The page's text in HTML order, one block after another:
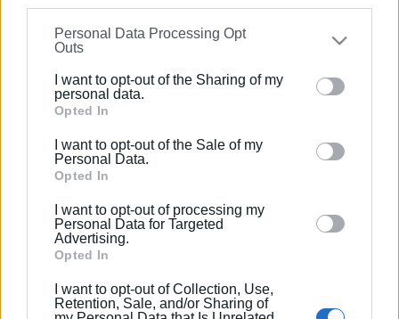
information may also be disclosed by us to third parties
on theIAB’s List of Downstream Participants
that may
further disclose it to other third parties.
Please note that this website/app uses one or more
Google services and may gather and store information
behaviour. You may click to grant or deny consent to
Google and its third-party tags to use your data for
section.
Personal Data Processing Opt
Outs
I want to opt-out of the Sharing of my
personal data.
Opted In
I want to opt-out of the Sale of my
Personal Data.
Opted In
I want to opt-out of processing my
Personal Data for Targeted
Advertising.
Opted In
I want to opt-out of Collection, Use,
Retention, Sale, and/or Sharing of